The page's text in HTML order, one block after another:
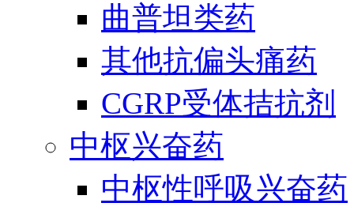
曲普坦类药
其他抗偏头痛药
CGRP受体拮抗剂
中枢兴奋药
中枢性呼吸兴奋药